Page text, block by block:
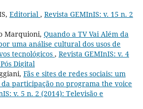
Editorial , Revista GEMInIS: v. 15 n. 2
Marquioni, Quando a TV Vai Além da
uma análise cultural dos usos de
tecnológicos , Revista GEMInIS: v. 4
Digital
Fãs e sites de redes sociais: um
da participação no programa the voice
v. 5 n. 2 (2014): Televisão e